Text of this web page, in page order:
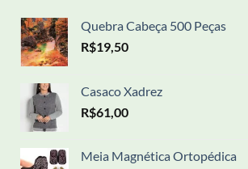
Quebra Cabeça 500 Peças
R$19,50
Casaco Xadrez
R$61,00
Meia Magnética Ortopédica